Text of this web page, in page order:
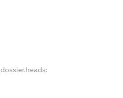
dossier.heads: